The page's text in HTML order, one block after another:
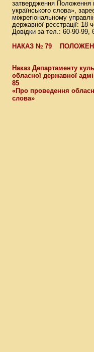
затвердження Положення
українського слова»,
міжрегіональному
державної реєстрації:
Довідки за тел.: 60-90-99,
НАКАЗ № 79
Наказ Департаменту
обласної державної
85
«Про проведення
слова»